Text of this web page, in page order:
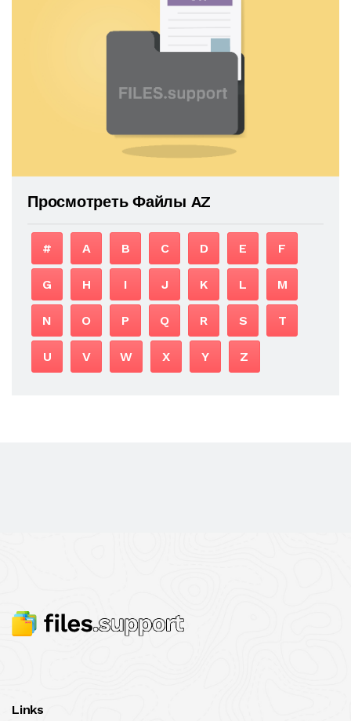
Просмотреть Файлы AZ
# A B C D E F
G H I J K L M
N O P Q R S T
U V W X Y Z
Links